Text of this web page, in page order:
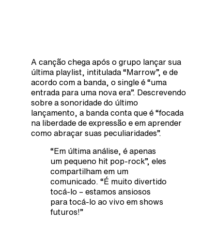
A canção chega após o grupo lançar sua
última playlist, intitulada “Marrow”, e de
acordo com a banda, o single é “uma
entrada para uma nova era”. Descrevendo
sobre a sonoridade do último
lançamento, a banda conta que é “focada
na liberdade de expressão e em aprender
como abraçar suas peculiaridades”.
“Em última análise, é apenas
um pequeno hit pop-rock”, eles
compartilham em um
comunicado. “É muito divertido
tocá-lo – estamos ansiosos
para tocá-lo ao vivo em shows
futuros!”